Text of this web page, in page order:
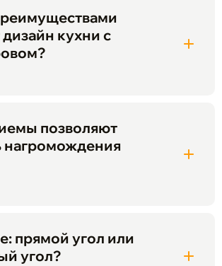
кухни с
позволяют
нагромождения
прямой угол или
угол?